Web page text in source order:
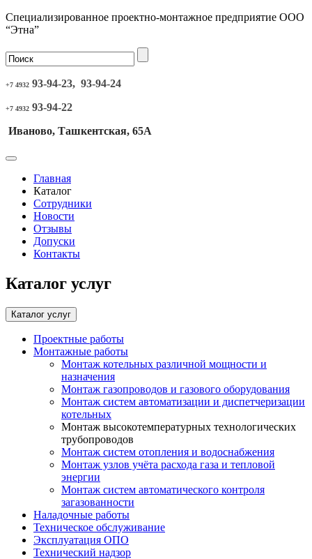
Специализированное проектно-монтажное предприятие ООО
“Этна”
+7 4932 93-94-23, 93-94-24
+7 4932 93-94-22
Иваново, Ташкентская, 65А
Главная
Каталог
Сотрудники
Новости
Отзывы
Допуски
Контакты
Каталог услуг
Каталог услуг
Проектные работы
Монтажные работы
Монтаж котельных различной мощности и
назначения
Монтаж газопроводов и газового оборудования
Монтаж систем автоматизации и диспетчеризации
котельных
Монтаж высокотемпературных технологических
трубопроводов
Монтаж систем отопления и водоснабжения
Монтаж узлов учёта расхода газа и тепловой
энергии
Монтаж систем автоматического контроля
загазованности
Наладочные работы
Техническое обслуживание
Эксплуатация ОПО
Технический надзор